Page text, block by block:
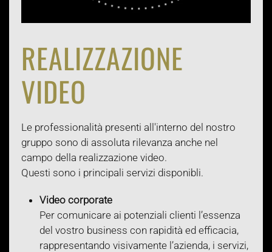
REALIZZAZIONE
VIDEO
Le professionalità presenti all'interno del nostro
gruppo sono di assoluta rilevanza anche nel
campo della realizzazione video.
Questi sono i principali servizi disponibli.
Video corporate
Per comunicare ai potenziali clienti l’essenza
del vostro business con rapidità ed efficacia,
rappresentando visivamente l’azienda, i servizi,